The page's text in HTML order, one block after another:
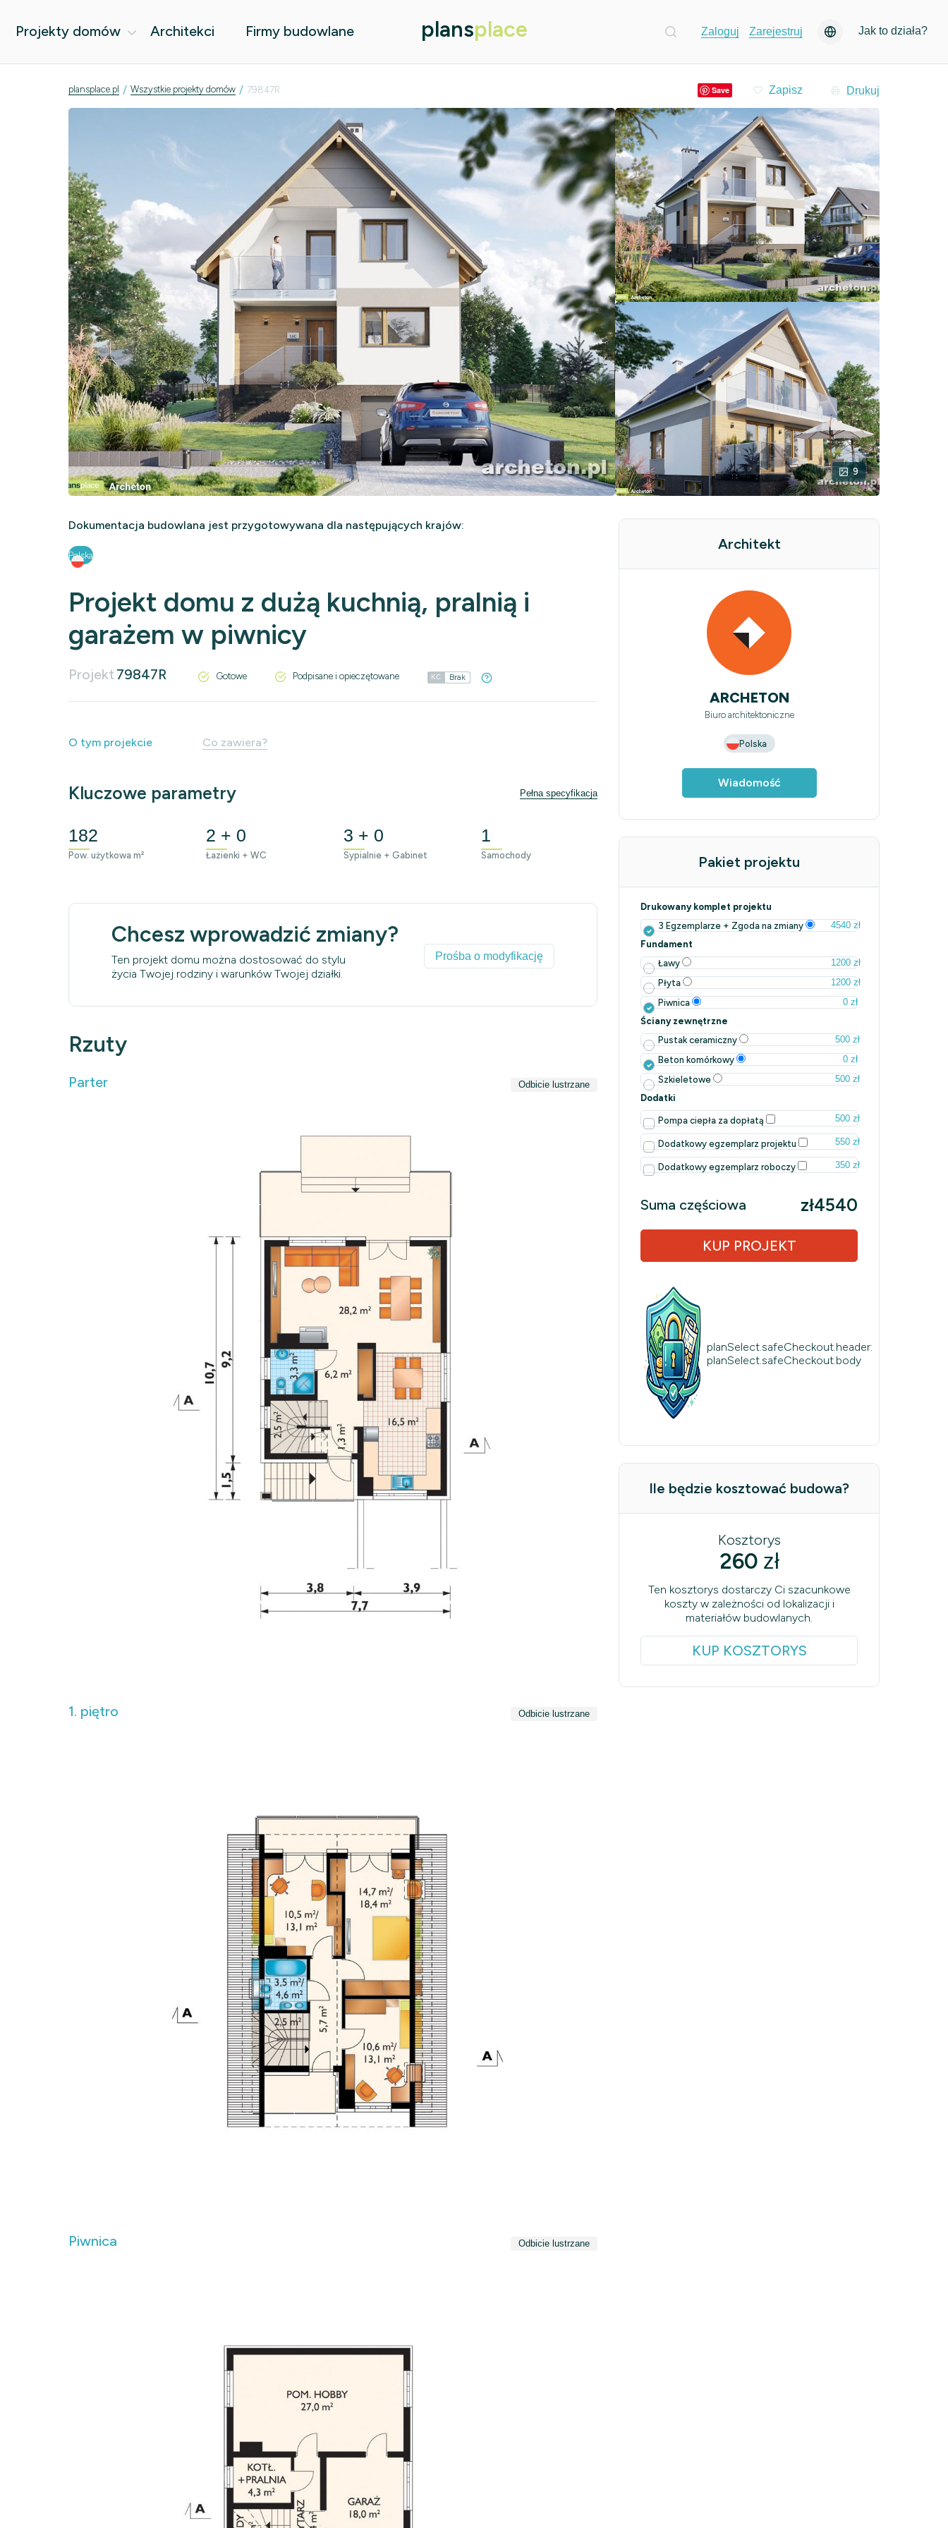
Projekty domów Architekci Firmy budowlane plansplace Zaloguj Zarejestruj Jak to działa?
plansplace.pl / Wszystkie projekty domów / 79847R Save Drukuj
9
Dokumentacja budowlana jest przygotowywana dla następujących krajów:
Polska
Projekt domu z dużą kuchnią, pralnią i
garażem w piwnicy
Projekt 79847R Gotowe Podpisane i opieczętowane KC Brak
O tym projekcie Co zawiera?
Kluczowe parametry Pełna specyfikacja
182
Pow. użytkowa m²
2 + 0
Łazienki + WC
3 + 0
Sypialnie + Gabinet
1
Samochody
Chcesz wprowadzić zmiany?
Ten projekt domu można dostosować do stylu
życia Twojej rodziny i warunków Twojej działki.
Prośba o modyfikację
Rzuty
Parter Odbicie lustrzane
1. piętro Odbicie lustrzane
Piwnica Odbicie lustrzane
Architekt
ARCHETON
Biuro architektoniczne
Polska
Wiadomość
Pakiet projektu
Drukowany komplet projektu
3 Egzemplarze + Zgoda na zmiany
4540 zł
Fundament
Ławy
1200 zł
Płyta
1200 zł
Piwnica
0 zł
Ściany zewnętrzne
Pustak ceramiczny
500 zł
Beton komórkowy
0 zł
Szkieletowe
500 zł
Dodatki
Pompa ciepła za dopłatą 500 zł
Dodatkowy egzemplarz projektu 550 zł
Dodatkowy egzemplarz roboczy 350 zł
Suma częściowa zł4540
KUP PROJEKT
planSelect.safeCheckout.header:
planSelect.safeCheckout.body
Ile będzie kosztować budowa?
Kosztorys
260 zł
Ten kosztorys dostarczy Ci szacunkowe
koszty w zależności od lokalizacji i
materiałów budowlanych.
KUP KOSZTORYS